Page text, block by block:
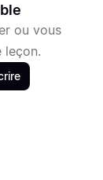
ou vous
leçon.